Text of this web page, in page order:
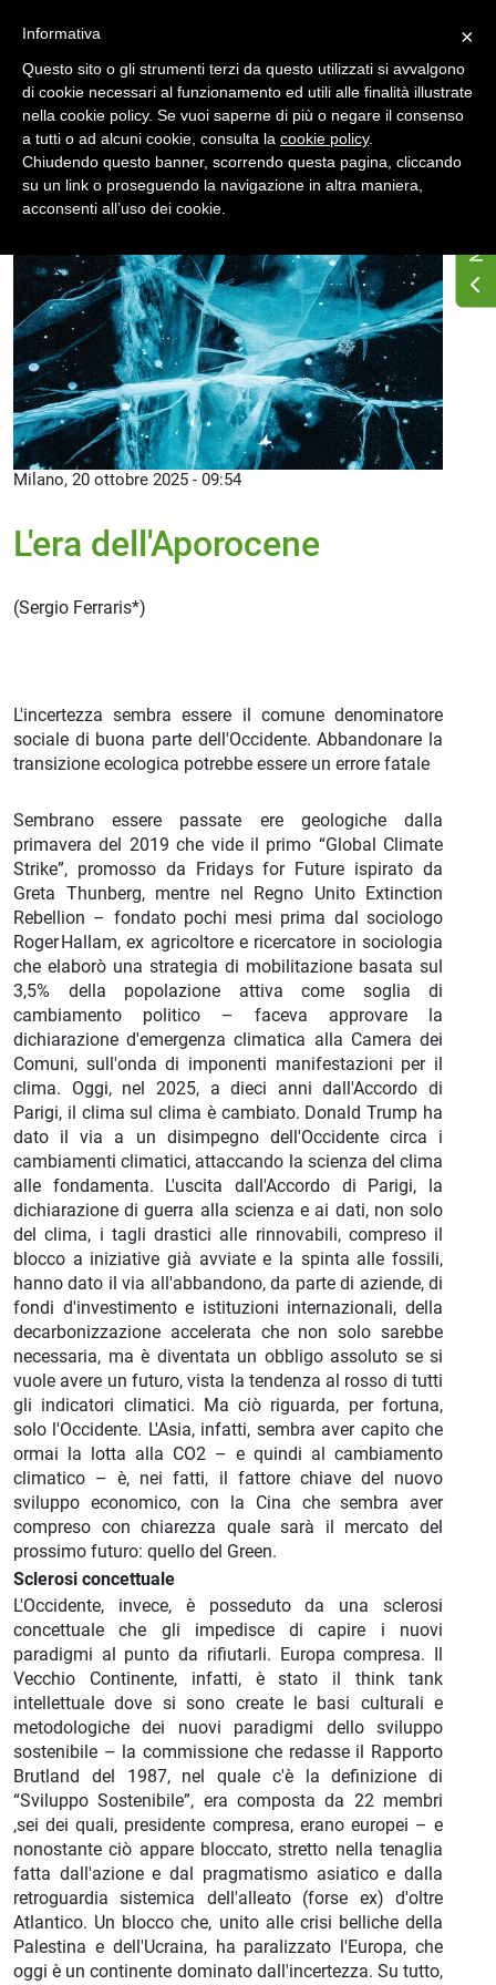
Home News Editoriale
Milano, 20 ottobre 2025 - 09:54
L'era dell'Aporocene
(Sergio Ferraris*)
L'incertezza sembra essere il comune denominatore
sociale di buona parte dell'Occidente. Abbandonare la
transizione ecologica potrebbe essere un errore fatale
Sembrano essere passate ere geologiche dalla
primavera del 2019 che vide il primo “Global Climate
Strike”, promosso da Fridays for Future ispirato da
Greta Thunberg, mentre nel Regno Unito Extinction
Rebellion – fondato pochi mesi prima dal sociologo
Roger Hallam, ex agricoltore e ricercatore in sociologia
che elaborò una strategia di mobilitazione basata sul
3,5% della popolazione attiva come soglia di
cambiamento politico – faceva approvare la
dichiarazione d'emergenza climatica alla Camera dei
Comuni, sull'onda di imponenti manifestazioni per il
clima. Oggi, nel 2025, a dieci anni dall'Accordo di
Parigi, il clima sul clima è cambiato. Donald Trump ha
dato il via a un disimpegno dell'Occidente circa i
cambiamenti climatici, attaccando la scienza del clima
alle fondamenta. L'uscita dall'Accordo di Parigi, la
dichiarazione di guerra alla scienza e ai dati, non solo
del clima, i tagli drastici alle rinnovabili, compreso il
blocco a iniziative già avviate e la spinta alle fossili,
hanno dato il via all'abbandono, da parte di aziende, di
fondi d'investimento e istituzioni internazionali, della
decarbonizzazione accelerata che non solo sarebbe
necessaria, ma è diventata un obbligo assoluto se si
vuole avere un futuro, vista la tendenza al rosso di tutti
gli indicatori climatici. Ma ciò riguarda, per fortuna,
solo l'Occidente. L'Asia, infatti, sembra aver capito che
ormai la lotta alla CO2 – e quindi al cambiamento
climatico – è, nei fatti, il fattore chiave del nuovo
sviluppo economico, con la Cina che sembra aver
compreso con chiarezza quale sarà il mercato del
prossimo futuro: quello del Green.
Sclerosi concettuale
L'Occidente, invece, è posseduto da una sclerosi
concettuale che gli impedisce di capire i nuovi
paradigmi al punto da rifiutarli. Europa compresa. Il
Vecchio Continente, infatti, è stato il think tank
intellettuale dove si sono create le basi culturali e
metodologiche dei nuovi paradigmi dello sviluppo
sostenibile – la commissione che redasse il Rapporto
Brutland del 1987, nel quale c'è la definizione di
“Sviluppo Sostenibile”, era composta da 22 membri
,sei dei quali, presidente compresa, erano europei – e
nonostante ciò appare bloccato, stretto nella tenaglia
fatta dall'azione e dal pragmatismo asiatico e dalla
retroguardia sistemica dell'alleato (forse ex) d'oltre
Atlantico. Un blocco che, unito alle crisi belliche della
Palestina e dell'Ucraina, ha paralizzato l'Europa, che
oggi è un continente dominato dall'incertezza. Su tutto,
×
Informativa
Questo sito o gli strumenti terzi da questo utilizzati si avvalgono
di cookie necessari al funzionamento ed utili alle finalità illustrate
nella cookie policy. Se vuoi saperne di più o negare il consenso
a tutti o ad alcuni cookie, consulta la cookie policy.
Chiudendo questo banner, scorrendo questa pagina, cliccando
su un link o proseguendo la navigazione in altra maniera,
acconsenti all’uso dei cookie.